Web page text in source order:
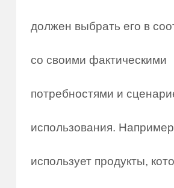
должен выбрать его в
со своими фактическими
потребностями и
использования.
использует продукты,